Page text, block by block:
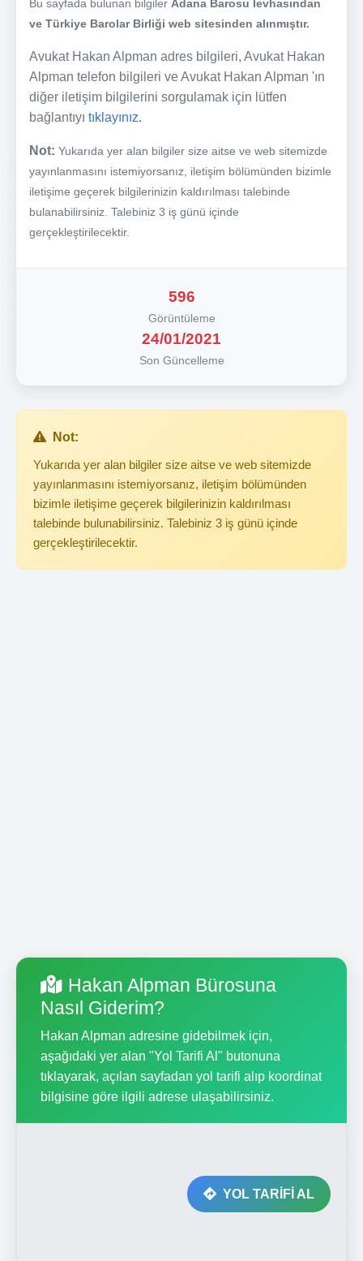
Bu sayfada bulunan bilgiler Adana Barosu levhasından
ve Türkiye Barolar Birliği web sitesinden alınmıştır.
Avukat Hakan Alpman adres bilgileri, Avukat Hakan
Alpman telefon bilgileri ve Avukat Hakan Alpman 'ın
diğer iletişim bilgilerini sorgulamak için lütfen
bağlantıyı tıklayınız.
Not: Yukarıda yer alan bilgiler size aitse ve web sitemizde
yayınlanmasını istemiyorsanız, iletişim bölümünden bizimle
iletişime geçerek bilgilerinizin kaldırılması talebinde
bulanabilirsiniz. Talebiniz 3 iş günü içinde
gerçekleştirilecektir.
596
Görüntüleme
24/01/2021
Son Güncelleme
Not:
Yukarıda yer alan bilgiler size aitse ve web sitemizde
yayınlanmasını istemiyorsanız, iletişim bölümünden
bizimle iletişime geçerek bilgilerinizin kaldırılması
talebinde bulunabilirsiniz. Talebiniz 3 iş günü içinde
gerçekleştirilecektir.
Hakan Alpman Bürosuna
Nasıl Giderim?
Hakan Alpman adresine gidebilmek için,
aşağıdaki yer alan "Yol Tarifi Al" butonuna
tıklayarak, açılan sayfadan yol tarifi alıp koordinat
bilgisine göre ilgili adrese ulaşabilirsiniz.
YOL TARİFİ AL